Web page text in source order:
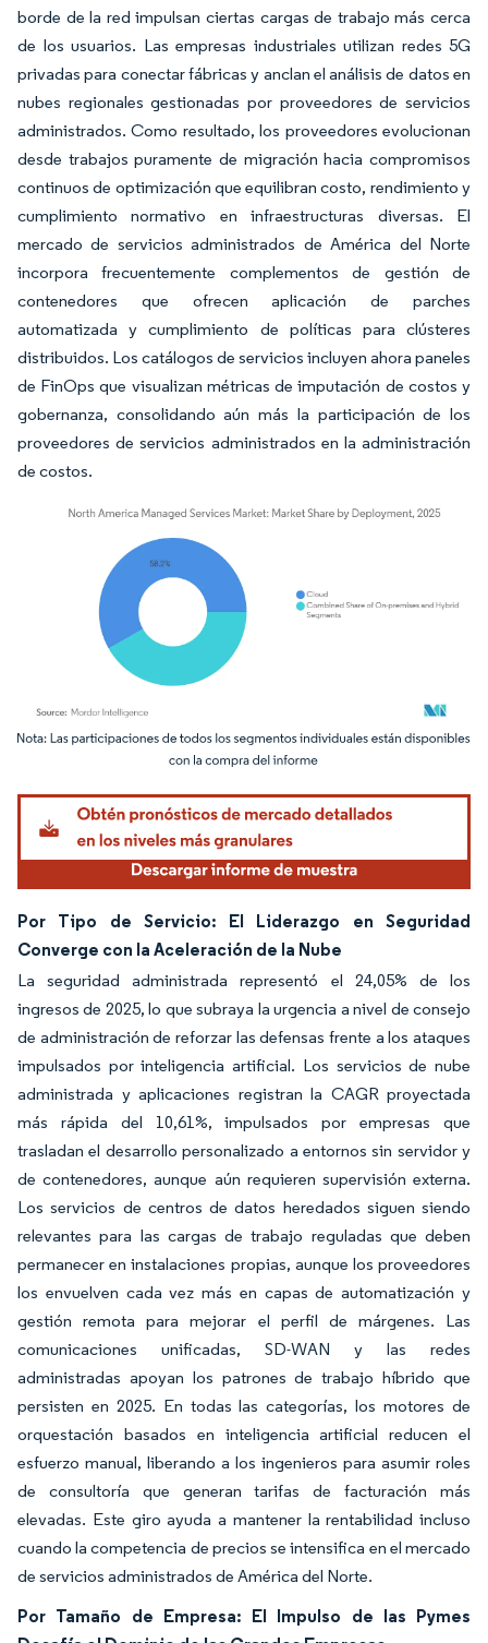
borde de la red impulsan ciertas cargas de trabajo más cerca
de los usuarios. Las empresas industriales utilizan redes 5G
privadas para conectar fábricas y anclan el análisis de datos en
nubes regionales gestionadas por proveedores de servicios
administrados. Como resultado, los proveedores evolucionan
desde trabajos puramente de migración hacia compromisos
continuos de optimización que equilibran costo, rendimiento y
cumplimiento normativo en infraestructuras diversas. El
mercado de servicios administrados de América del Norte
incorpora frecuentemente complementos de gestión de
contenedores que ofrecen aplicación de parches
automatizada y cumplimiento de políticas para clústeres
distribuidos. Los catálogos de servicios incluyen ahora paneles
de FinOps que visualizan métricas de imputación de costos y
gobernanza, consolidando aún más la participación de los
proveedores de servicios administrados en la administración
de costos.
Imagen © Mordor Intelligence. El uso requiere atribución según CC BY 4.0.
Por Tipo de Servicio: El Liderazgo en Seguridad
Converge con la Aceleración de la Nube
La seguridad administrada representó el 24,05% de los
ingresos de 2025, lo que subraya la urgencia a nivel de consejo
de administración de reforzar las defensas frente a los ataques
impulsados por inteligencia artificial. Los servicios de nube
administrada y aplicaciones registran la CAGR proyectada
más rápida del 10,61%, impulsados por empresas que
trasladan el desarrollo personalizado a entornos sin servidor y
de contenedores, aunque aún requieren supervisión externa.
Los servicios de centros de datos heredados siguen siendo
relevantes para las cargas de trabajo reguladas que deben
permanecer en instalaciones propias, aunque los proveedores
los envuelven cada vez más en capas de automatización y
gestión remota para mejorar el perfil de márgenes. Las
comunicaciones unificadas, SD-WAN y las redes
administradas apoyan los patrones de trabajo híbrido que
persisten en 2025. En todas las categorías, los motores de
orquestación basados en inteligencia artificial reducen el
esfuerzo manual, liberando a los ingenieros para asumir roles
de consultoría que generan tarifas de facturación más
elevadas. Este giro ayuda a mantener la rentabilidad incluso
cuando la competencia de precios se intensifica en el mercado
de servicios administrados de América del Norte.
Por Tamaño de Empresa: El Impulso de las Pymes